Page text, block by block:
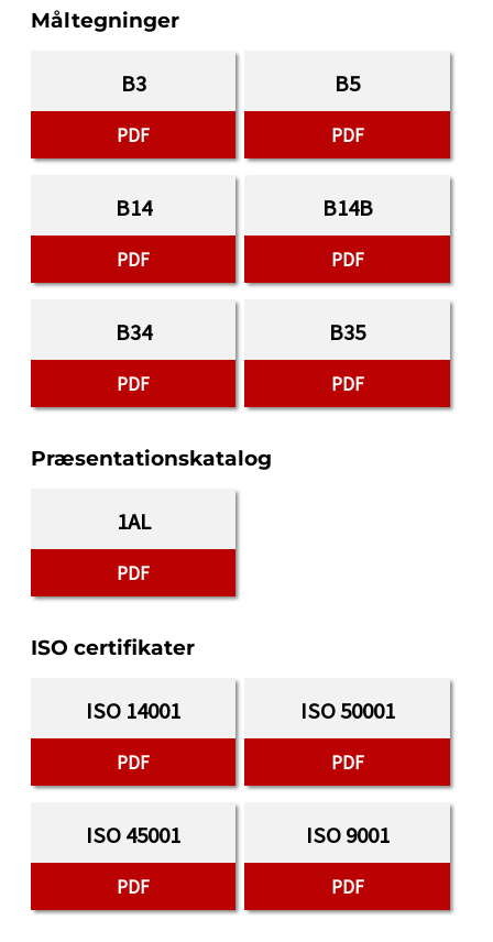
Måltegninger
B3
PDF
B5
PDF
B14
PDF
B14B
PDF
B34
PDF
B35
PDF
Præsentationskatalog
1AL
PDF
ISO certifikater
ISO 14001
PDF
ISO 50001
PDF
ISO 45001
PDF
ISO 9001
PDF